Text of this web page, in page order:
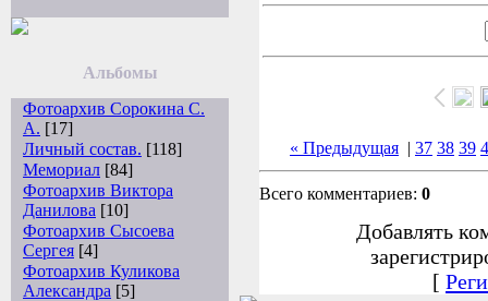
Альбомы
Фотоархив Сорокина С.
А. [17]
Личный состав. [118]
Мемориал [84]
Фотоархив Виктора
Данилова [10]
Фотоархив Сысоева
Сергея [4]
Фотоархив Куликова
Александра [5]
« Предыдущая | 37 38 39
Всего комментариев: 0
Добавлять
[